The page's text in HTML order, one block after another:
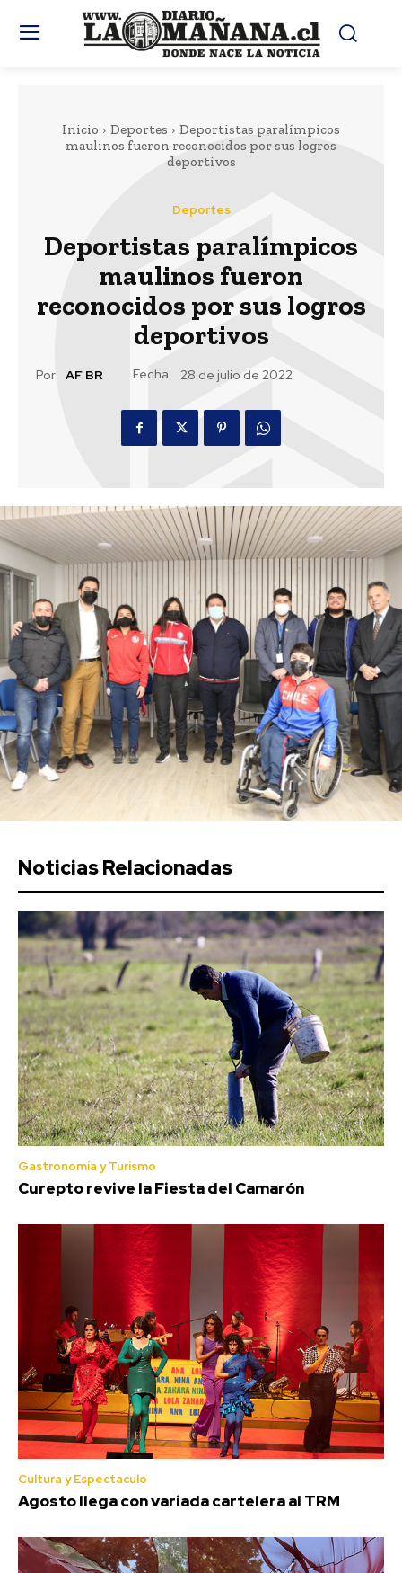
Inicio Deportes
Deportistas paralímpicos
maulinos fueron reconocidos por sus logros
deportivos
Deportes
Deportistas paralímpicos
maulinos fueron
reconocidos por sus logros
deportivos
Por: AF BR Fecha: 28 de julio de 2022
Noticias Relacionadas
Gastronomía y Turismo
Curepto revive la Fiesta del Camarón
Cultura y Espectaculo
Agosto llega con variada cartelera al TRM